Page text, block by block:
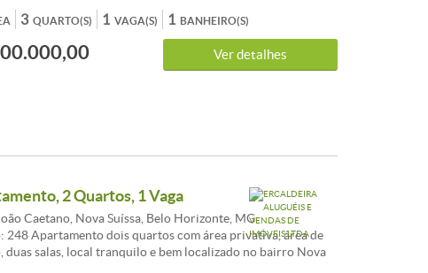
- Sol da manhã - Banho empregada
QUARTO(S)
3 VAGA(S)
1 BANHEIRO(S)
1
Ver detalhes
2 Quartos, 1 Vaga
Caetano, Nova Suíssa, Belo Horizonte, MG
248 Apartamento dois quartos com área privativa, área de
duas salas, local tranquilo e bem localizado no bairro Nova